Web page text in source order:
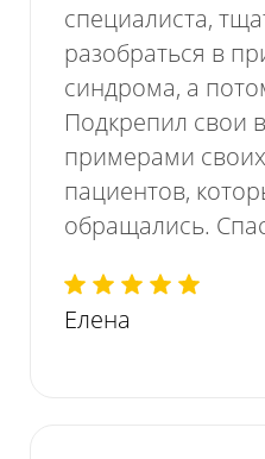
специалиста,
разобраться в
синдрома, а
Подкрепил свои
примерами
пациентов,
обращались.
Елена